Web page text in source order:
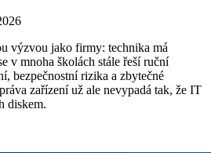
výzvou jako firmy: technika má
v mnoha školách stále řeší ruční
bezpečnostní rizika a zbytečné
zařízení už ale nevypadá tak, že IT
diskem.